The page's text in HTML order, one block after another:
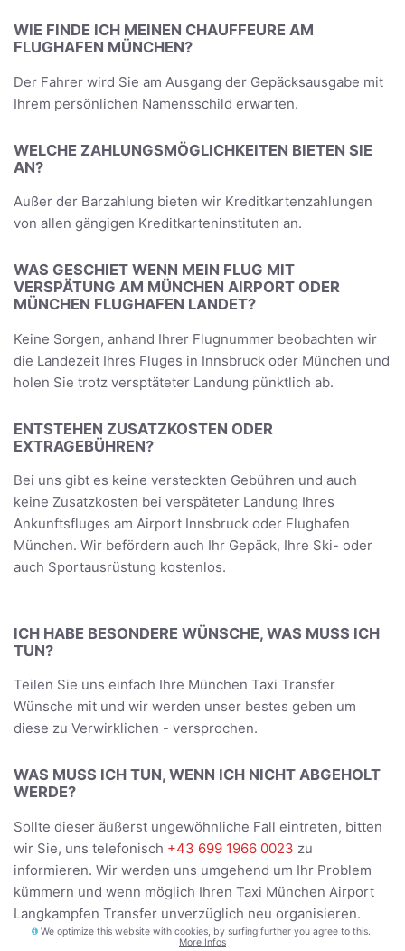
WIE FINDE ICH MEINEN CHAUFFEURE AM
FLUGHAFEN MÜNCHEN?
Der Fahrer wird Sie am Ausgang der Gepäcksausgabe mit
Ihrem persönlichen Namensschild erwarten.
WELCHE ZAHLUNGSMÖGLICHKEITEN BIETEN SIE
AN?
Außer der Barzahlung bieten wir Kreditkartenzahlungen
von allen gängigen Kreditkarteninstituten an.
WAS GESCHIET WENN MEIN FLUG MIT
VERSPÄTUNG AM MÜNCHEN AIRPORT ODER
MÜNCHEN FLUGHAFEN LANDET?
Keine Sorgen, anhand Ihrer Flugnummer beobachten wir
die Landezeit Ihres Fluges in Innsbruck oder München und
holen Sie trotz versptäteter Landung pünktlich ab.
ENTSTEHEN ZUSATZKOSTEN ODER
EXTRAGEBÜHREN?
Bei uns gibt es keine versteckten Gebühren und auch
keine Zusatzkosten bei verspäteter Landung Ihres
Ankunftsfluges am Airport Innsbruck oder Flughafen
München. Wir befördern auch Ihr Gepäck, Ihre Ski- oder
auch Sportausrüstung kostenlos.
ICH HABE BESONDERE WÜNSCHE, WAS MUSS ICH
TUN?
Teilen Sie uns einfach Ihre München Taxi Transfer
Wünsche mit und wir werden unser bestes geben um
diese zu Verwirklichen - versprochen.
WAS MUSS ICH TUN, WENN ICH NICHT ABGEHOLT
WERDE?
Sollte dieser äußerst ungewöhnliche Fall eintreten, bitten
wir Sie, uns telefonisch +43 699 1966 0023 zu
informieren. Wir werden uns umgehend um Ihr Problem
kümmern und wenn möglich Ihren Taxi München Airport
Langkampfen Transfer unverzüglich neu organisieren.
We optimize this website with cookies, by surfing further you agree to this.
More Infos